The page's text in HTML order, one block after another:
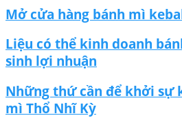
Mở cửa hàng bánh mì
Liệu có thể kinh doanh
sinh lợi nhuận
Những thứ cần để khởi sự
mì Thổ Nhĩ Kỳ